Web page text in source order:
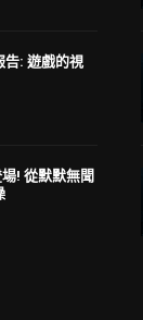
告: 遊戲的視
! 從默默無聞